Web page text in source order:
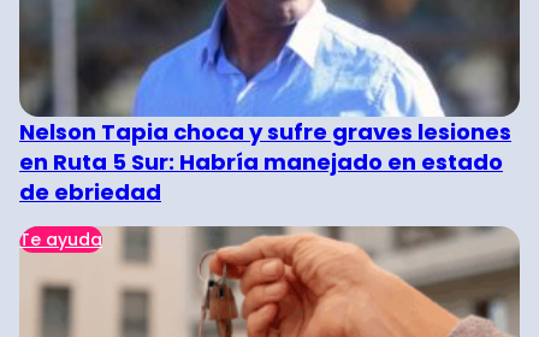
Nelson Tapia choca y sufre graves lesiones
en Ruta 5 Sur: Habría manejado en estado
de ebriedad
Te ayuda